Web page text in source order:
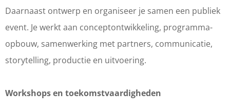
Daarnaast ontwerp en organiseer je samen een publiek
event. Je werkt aan conceptontwikkeling, programma-
opbouw, samenwerking met partners, communicatie,
storytelling, productie en uitvoering.
Workshops en toekomstvaardigheden